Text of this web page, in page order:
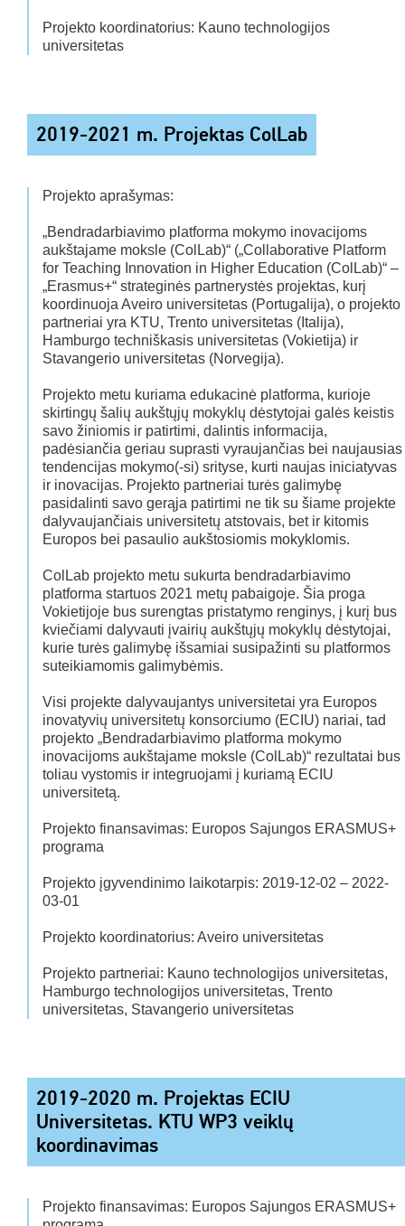
Projekto koordinatorius: Kauno technologijos
universitetas
2019-2021 m. Projektas ColLab
Projekto aprašymas:
„Bendradarbiavimo platforma mokymo inovacijoms
aukštajame moksle (ColLab)“ („Collaborative Platform
for Teaching Innovation in Higher Education (ColLab)“ –
„Erasmus+“ strateginės partnerystės projektas, kurį
koordinuoja Aveiro universitetas (Portugalija), o projekto
partneriai yra KTU, Trento universitetas (Italija),
Hamburgo techniškasis universitetas (Vokietija) ir
Stavangerio universitetas (Norvegija).
Projekto metu kuriama edukacinė platforma, kurioje
skirtingų šalių aukštųjų mokyklų dėstytojai galės keistis
savo žiniomis ir patirtimi, dalintis informacija,
padėsiančia geriau suprasti vyraujančias bei naujausias
tendencijas mokymo(-si) srityse, kurti naujas iniciatyvas
ir inovacijas. Projekto partneriai turės galimybę
pasidalinti savo gerąja patirtimi ne tik su šiame projekte
dalyvaujančiais universitetų atstovais, bet ir kitomis
Europos bei pasaulio aukštosiomis mokyklomis.
ColLab projekto metu sukurta bendradarbiavimo
platforma startuos 2021 metų pabaigoje. Šia proga
Vokietijoje bus surengtas pristatymo renginys, į kurį bus
kviečiami dalyvauti įvairių aukštųjų mokyklų dėstytojai,
kurie turės galimybę išsamiai susipažinti su platformos
suteikiamomis galimybėmis.
Visi projekte dalyvaujantys universitetai yra Europos
inovatyvių universitetų konsorciumo (ECIU) nariai, tad
projekto „Bendradarbiavimo platforma mokymo
inovacijoms aukštajame moksle (ColLab)“ rezultatai bus
toliau vystomis ir integruojami į kuriamą ECIU
universitetą.
Projekto finansavimas: Europos Sajungos ERASMUS+
programa
Projekto įgyvendinimo laikotarpis: 2019-12-02 – 2022-
03-01
Projekto koordinatorius: Aveiro universitetas
Projekto partneriai: Kauno technologijos universitetas,
Hamburgo technologijos universitetas, Trento
universitetas, Stavangerio universitetas
2019-2020 m. Projektas ECIU
Universitetas. KTU WP3 veiklų
koordinavimas
Projekto finansavimas: Europos Sajungos ERASMUS+